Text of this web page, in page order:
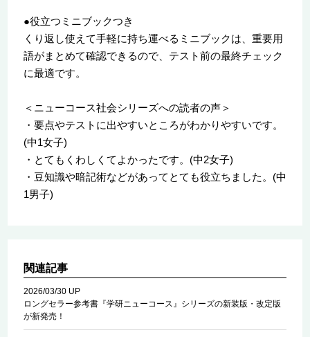
●役立つミニブックつき
くり返し使えて手軽に持ち運べるミニブックは、重要用
語がまとめて確認できるので、テスト前の最終チェック
に最適です。
＜ニューコース社会シリーズへの読者の声＞
・要点やテストに出やすいところがわかりやすいです。
(中1女子)
・とてもくわしくてよかったです。(中2女子)
・豆知識や暗記術などがあってとても役立ちました。(中
1男子)
関連記事
2026/03/30 UP
ロングセラー参考書『学研ニューコース』シリーズの新装版・改定版
が新発売！